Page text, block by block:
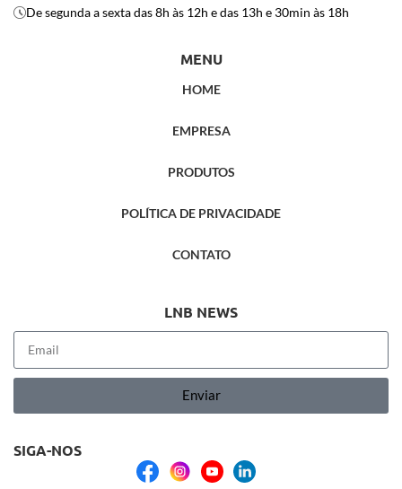
De segunda a sexta das 8h às 12h e das 13h e 30min às 18h
MENU
HOME
EMPRESA
PRODUTOS
POLÍTICA DE PRIVACIDADE
CONTATO
LNB NEWS
Enviar
SIGA-NOS